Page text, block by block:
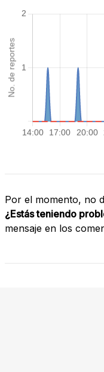
Por el momento, no
¿Estás teniendo
mensaje en los